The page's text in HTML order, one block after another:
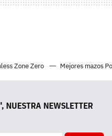
Zone Zero Mejores mazos
NEWSLETTER